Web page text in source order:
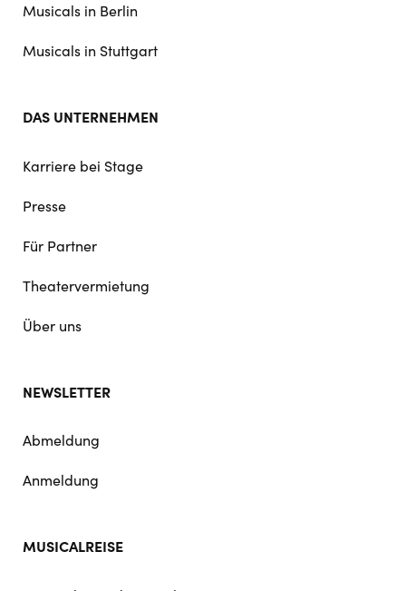
Musicals in Berlin
Musicals in Stuttgart
DAS UNTERNEHMEN
Karriere bei Stage
Presse
Für Partner
Theatervermietung
Über uns
NEWSLETTER
Abmeldung
Anmeldung
MUSICALREISE